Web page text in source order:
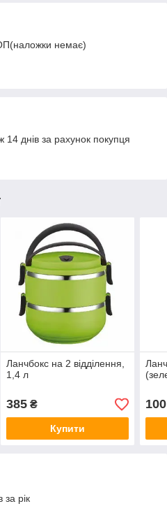
немає)
днів за рахунок покупця
Ланчбокс на 2 відділення,
1,4 л
385₴
Купити
100
за рік